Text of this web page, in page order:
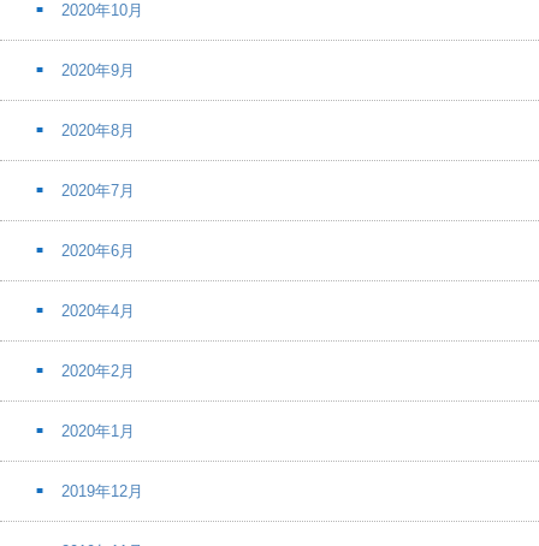
2020年10月
2020年9月
2020年8月
2020年7月
2020年6月
2020年4月
2020年2月
2020年1月
2019年12月